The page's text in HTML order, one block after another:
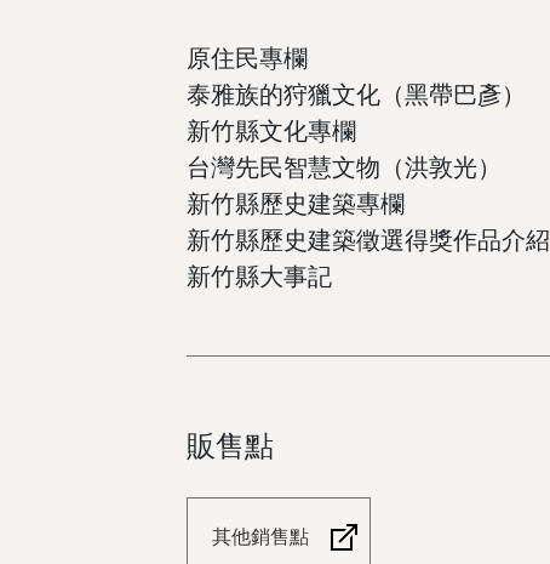
原住民專欄
泰雅族的狩獵文化（黑帶巴彥）
新竹縣文化專欄
台灣先民智慧文物（洪敦光）
新竹縣歷史建築專欄
新竹縣歷史建築徵選得獎作品介紹
新竹縣大事記
販售點
其他銷售點